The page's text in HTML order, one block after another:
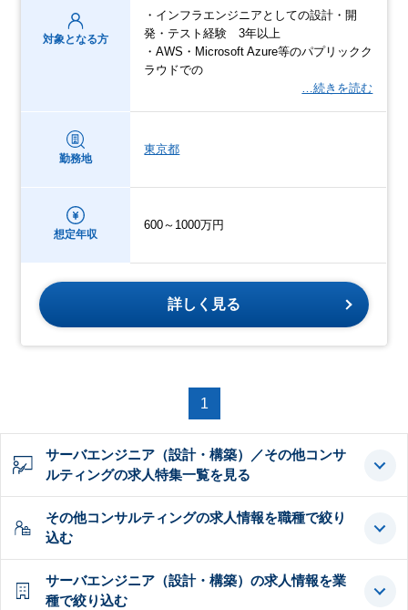
対象となる方
・インフラエンジニアとしての設計・開
発・テスト経験 3年以上
・AWS・Microsoft Azure等のパプリックク
ラウドでの
…続きを読む
勤務地
東京都
想定年収
600～1000万円
詳しく見る
1
サーバエンジニア（設計・構築）／その他コンサ
ルティングの求人特集一覧を見る
その他コンサルティングの求人情報を職種で絞り
込む
サーバエンジニア（設計・構築）の求人情報を業
種で絞り込む